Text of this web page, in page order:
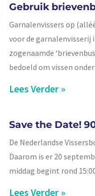
Gebruik
Garnalenvissers op
voor de garnalenvisserij
zogenaamde
bedoeld om vissen onder
Lees Verder »
Save the Date!
De Nederlandse
Daarom is er 20
middag begint rond
Lees Verder »